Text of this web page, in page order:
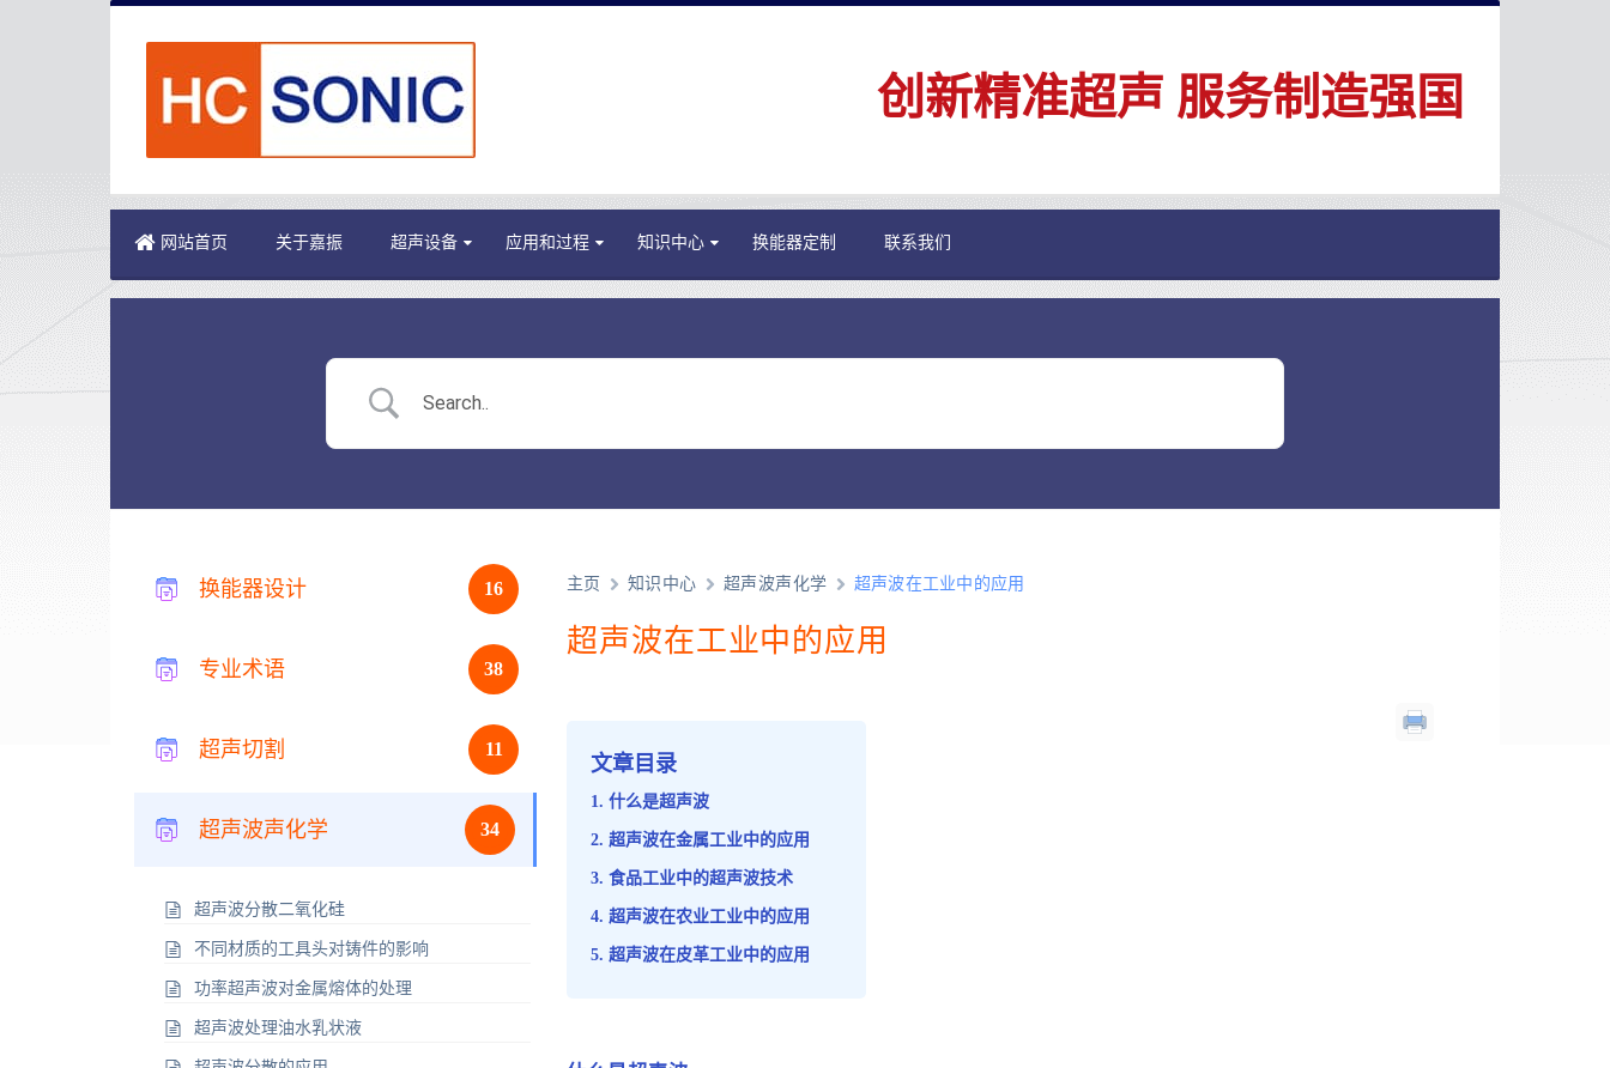
创新精准超声 服务制造强国
网站首页 关于嘉振 超声设备 应用和过程 知识中心 换能器定制 联系我们
换能器设计 16
专业术语 38
超声切割 11
超声波声化学 34
超声波分散二氧化硅
不同材质的工具头对铸件的影响
功率超声波对金属熔体的处理
超声波处理油水乳状液
主页 知识中心 超声波声化学 超声波在工业中的应用
超声波在工业中的应用
文章目录
什么是超声波
超声波在金属工业中的应用
食品工业中的超声波技术
超声波在农业工业中的应用
超声波在皮革工业中的应用